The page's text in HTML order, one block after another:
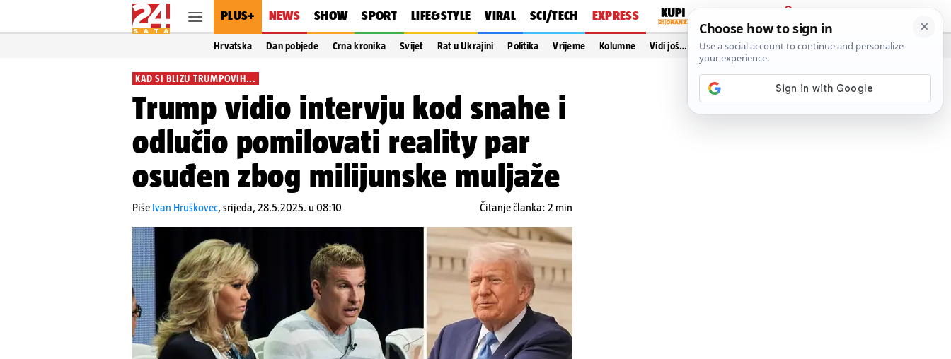
PLUS+ NEWS SHOW SPORT LIFE&STYLE VIRAL SCI/TECH EXPRESS
PRIJAVA
Hrvatska Dan pobjede Crna kronika Svijet Rat u Ukrajini Politika Vrijeme Kolumne Vidi još…
KAD SI BLIZU TRUMPOVIH...
Trump vidio intervju kod snahe i
odlučio pomilovati reality par
osuđen zbog milijunske muljaže
Piše Ivan Hruškovec,srijeda, 28.5.2025. u 08:10 Čitanje članka: 2 min